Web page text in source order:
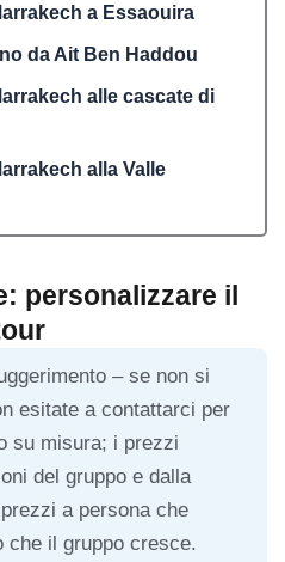
a Essaouira
da Ait Ben Haddou
alle cascate di
alla Valle
personalizzare il
– se non si
esitate a contattarci per
su misura; i prezzi
del gruppo e dalla
a persona che
che il gruppo cresce.